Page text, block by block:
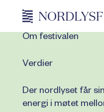
Om festivalen
Verdier
Der nordlyset får
energi i møtet